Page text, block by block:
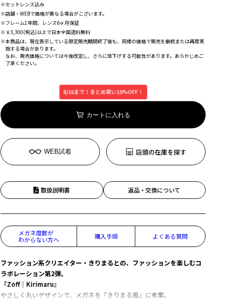
※セットレンズ込み
※店舗・WEBで価格が異なる場合がこざいます。
※フレーム1年間、レンズ6ヶ月保証
※￥3,300(税込)以上で日本全国送料無料
※本商品は、現在表示している限定販売期間終了後も、同様の価格で販売を継続または再度実
施する場合があります。
なお、販売価格については今後改定し、さらに値下げする可能性があります。あらかじめご
了承ください。
8/16まで！まとめ買い10%OFF！
カートに入れる
WEB試着 店頭の在庫を探す
取扱説明書 返品・交換について
メガネ度数が
わからない方へ
購入手順 よくある質問
ファッション系クリエイター・きりまるとの、ファッションを楽しむコ
ラボレーション第2弾。
『Zoff｜Kirimaru』
やさしく丸いデザインで、メガネを「きりまる風」に考案。